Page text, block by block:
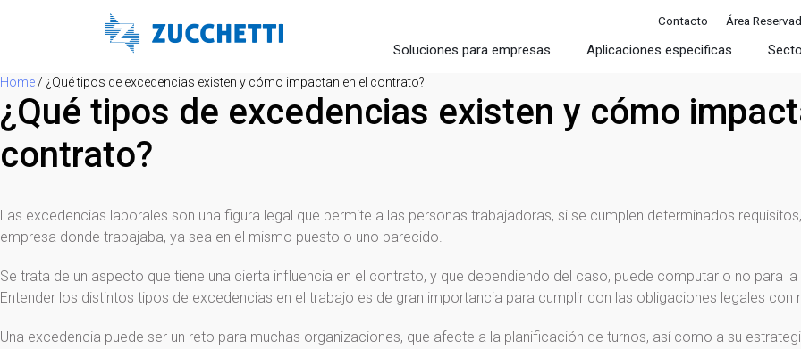
Contacto Área
Soluciones para empresas Aplicaciones especificas
Home / ¿Qué tipos de excedencias existen y cómo impactan en el contrato?
¿Qué tipos de excedencias existen y cómo
contrato?
Las excedencias laborales son una figura legal que permite a las personas trabajadoras, si se cumplen determinados
empresa donde trabajaba, ya sea en el mismo puesto o uno parecido.
Se trata de un aspecto que tiene una cierta influencia en el contrato, y que dependiendo del caso, puede computar o no para
Entender los distintos tipos de excedencias en el trabajo es de gran importancia para cumplir con las obligaciones legales con
Una excedencia puede ser un reto para muchas organizaciones, que afecte a la planificación de turnos, así como a su